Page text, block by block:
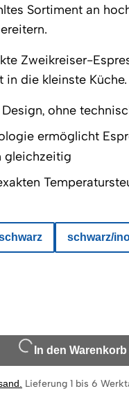
schwarz/
Sortiment an
Zweikreiser-
die kleinste Küche.
ohne
ermöglicht
gleichzeitig
In den Warenkorb
Lieferung 1 bis 6